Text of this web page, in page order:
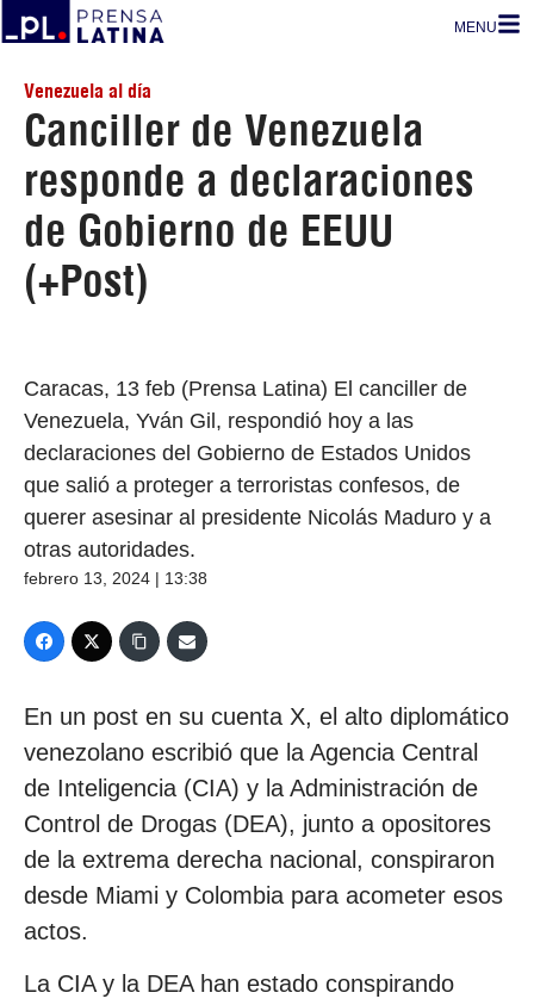
MENU
Venezuela al día
Canciller de Venezuela
responde a declaraciones
de Gobierno de EEUU
(+Post)
Caracas, 13 feb (Prensa Latina) El canciller de
Venezuela, Yván Gil, respondió hoy a las
declaraciones del Gobierno de Estados Unidos
que salió a proteger a terroristas confesos, de
querer asesinar al presidente Nicolás Maduro y a
otras autoridades.
febrero 13, 2024 | 13:38
En un post en su cuenta X, el alto diplomático
venezolano escribió que la Agencia Central
de Inteligencia (CIA) y la Administración de
Control de Drogas (DEA), junto a opositores
de la extrema derecha nacional, conspiraron
desde Miami y Colombia para acometer esos
actos.
La CIA y la DEA han estado conspirando